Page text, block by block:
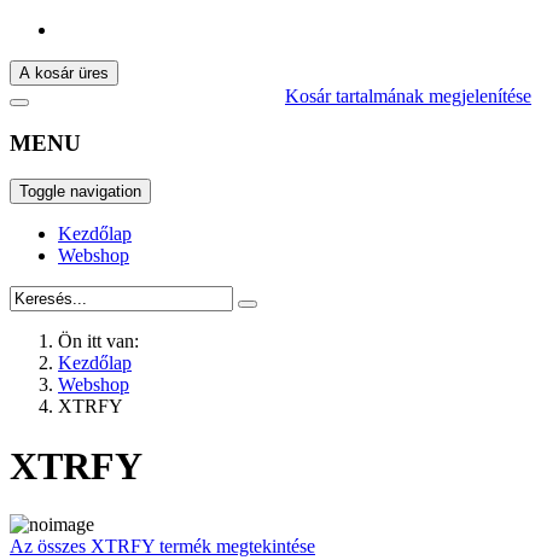
A kosár üres
Kosár tartalmának megjelenítése
MENU
Toggle navigation
Kezdőlap
Webshop
Ön itt van:
Kezdőlap
Webshop
XTRFY
XTRFY
Az összes XTRFY termék megtekintése